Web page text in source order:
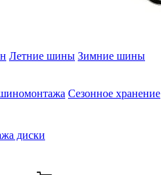
Летние шины Зимние шины
Сезонное хранение
диски